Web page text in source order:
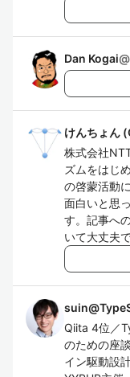
Dan Kogai@
けんちょん
株式会社
ズムをはじ
の啓蒙活動
面白いと思
す。記事へ
いて大丈夫
Qiita 4位／
のための座
イン駆動設